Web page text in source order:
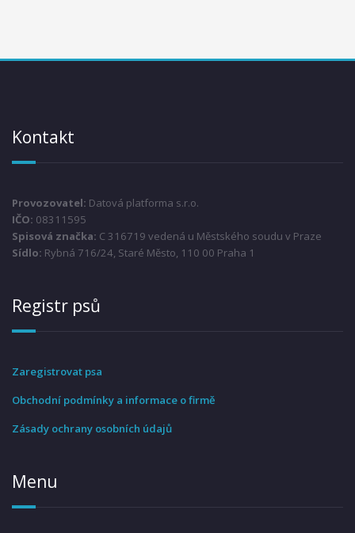
Kontakt
Provozovatel: Datová platforma s.r.o.
IČO: 08311595
Spisová značka: C 316719 vedená u Městského soudu v Praze
Sídlo: Rybná 716/24, Staré Město, 110 00 Praha 1
Registr psů
Zaregistrovat psa
Obchodní podmínky a informace o firmě
Zásady ochrany osobních údajů
Menu